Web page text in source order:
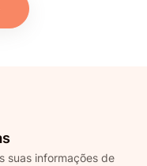
suas informações de